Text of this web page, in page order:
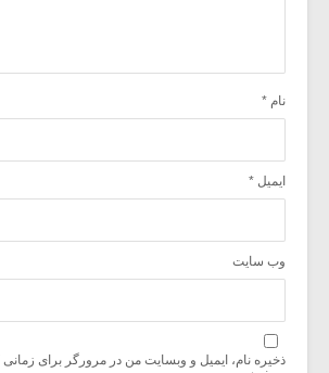
نام *
ایمیل *
وب‌ سایت
ذخیره نام، ایمیل و وبسایت من در مرورگر برای زمانی